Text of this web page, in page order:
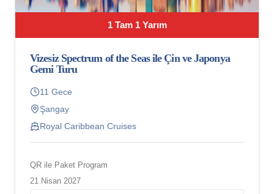
1 Tam 1 Yarım
Vizesiz Spectrum of the Seas ile Çin ve Japonya
Gemi Turu
11 Gece
Şangay
Royal Caribbean Cruises
QR ile Paket Program
21 Nisan 2027